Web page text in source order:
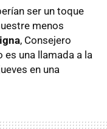
ser un toque
menos
, Consejero
es una llamada a la
en una